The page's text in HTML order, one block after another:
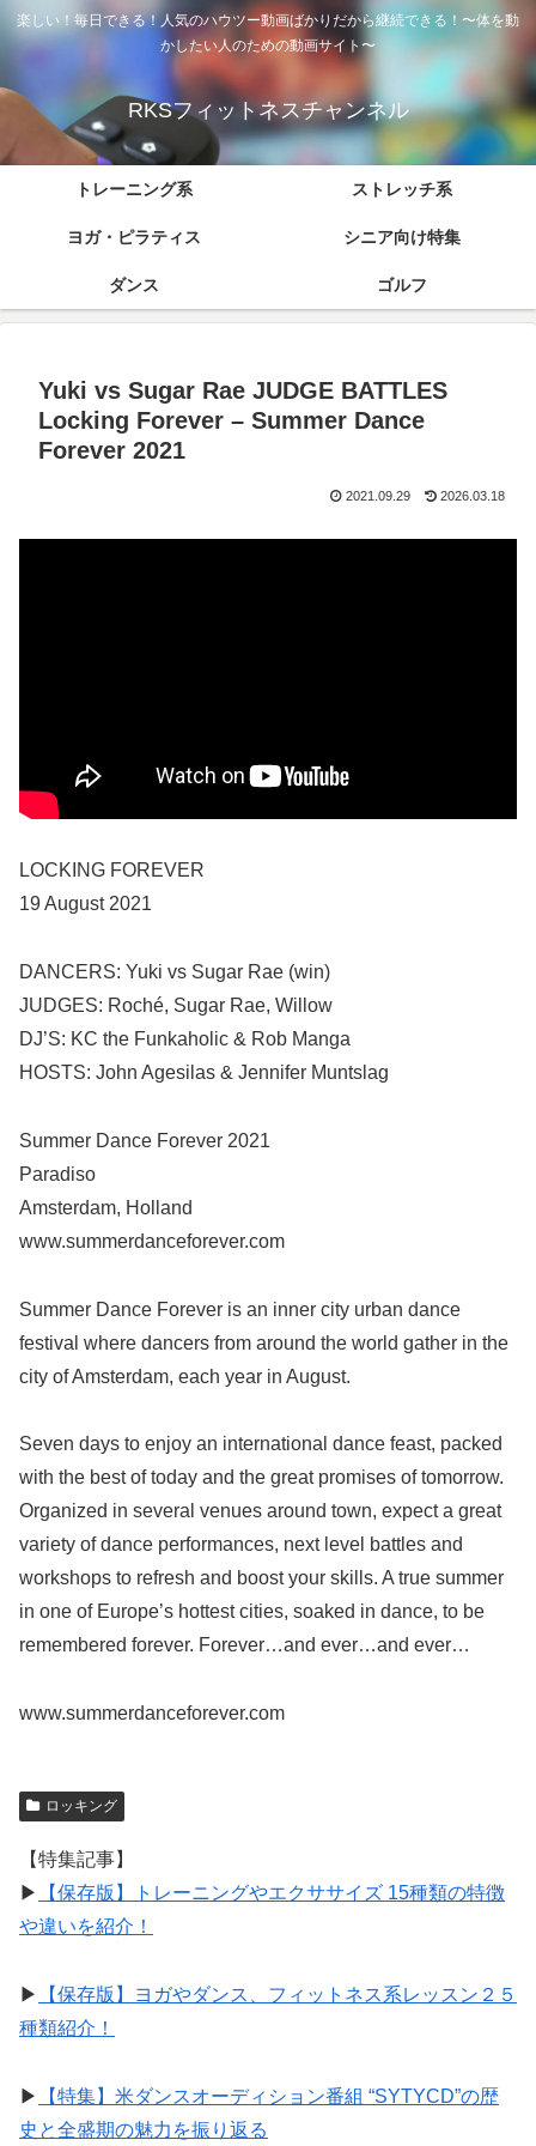
楽しい！毎日できる！人気のハウツー動画ばかりだから継続できる！〜体を動
かしたい人のための動画サイト〜
RKSフィットネスチャンネル
トレーニング系 ストレッチ系
ヨガ・ピラティス シニア向け特集
ダンス ゴルフ
Yuki vs Sugar Rae JUDGE BATTLES
Locking Forever – Summer Dance
Forever 2021
2021.09.29 2026.03.18
LOCKING FOREVER
19 August 2021
DANCERS: Yuki vs Sugar Rae (win)
JUDGES: Roché, Sugar Rae, Willow
DJ’S: KC the Funkaholic & Rob Manga
HOSTS: John Agesilas & Jennifer Muntslag
Summer Dance Forever 2021
Paradiso
Amsterdam, Holland
www.summerdanceforever.com
Summer Dance Forever is an inner city urban dance
festival where dancers from around the world gather in the
city of Amsterdam, each year in August.
Seven days to enjoy an international dance feast, packed
with the best of today and the great promises of tomorrow.
Organized in several venues around town, expect a great
variety of dance performances, next level battles and
workshops to refresh and boost your skills. A true summer
in one of Europe’s hottest cities, soaked in dance, to be
remembered forever. Forever…and ever…and ever…
www.summerdanceforever.com
ロッキング
【特集記事】
▶︎
【保存版】トレーニングやエクササイズ 15種類の特徴
や違いを紹介！
▶︎
【保存版】ヨガやダンス、フィットネス系レッスン２５
種類紹介！
▶︎
【特集】米ダンスオーディション番組 “SYTYCD”の歴
史と全盛期の魅力を振り返る